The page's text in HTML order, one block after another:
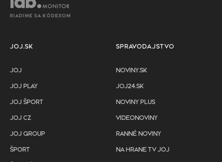
RIADIME SA KÓDEXOM
JOJ.SK
JOJ
JOJ PLAY
JOJ ŠPORT
JOJ CZ
JOJ GROUP
ŠPORT
SPRAVODAJSTVO
NOVINY.SK
JOJ24.SK
NOVINY PLUS
VIDEONOVINY
RANNÉ NOVINY
NA HRANE TV JOJ